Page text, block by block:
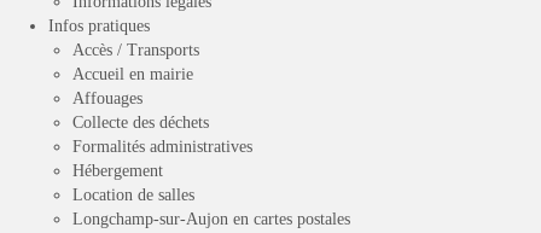
Infos pratiques
Accès / Transports
Accueil en mairie
Affouages
Collecte des déchets
Formalités administratives
Hébergement
Location de salles
Longchamp-sur-Aujon en cartes postales